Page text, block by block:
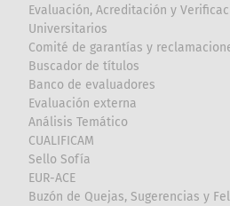
Evaluación, Acreditación y
Universitarios
Comité de garantías y
Buscador de títulos
Banco de evaluadores
Evaluación externa
Análisis Temático
CUALIFICAM
Sello Sofía
EUR-ACE
Buzón de Quejas, Sugerencias y